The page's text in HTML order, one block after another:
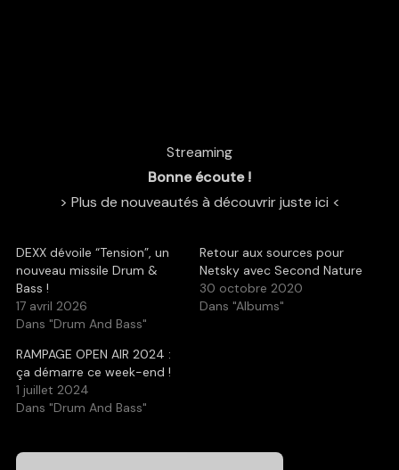
Streaming
Bonne écoute !
> Plus de nouveautés à découvrir juste ici <
DEXX dévoile “Tension”, un
nouveau missile Drum &
Bass !
17 avril 2026
Dans "Drum And Bass"
Retour aux sources pour
Netsky avec Second Nature
30 octobre 2020
Dans "Albums"
RAMPAGE OPEN AIR 2024 :
ça démarre ce week-end !
1 juillet 2024
Dans "Drum And Bass"